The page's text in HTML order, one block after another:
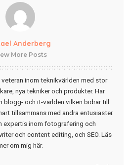
Anderberg
More Posts
inom teknikvärlden med stor
nya tekniker och produkter. Har
blogg- och it-världen vilken bidrar till
tillsammans med andra entusiaster.
expertis inom fotografering och
och content editing, och SEO. Läs
om mig här.